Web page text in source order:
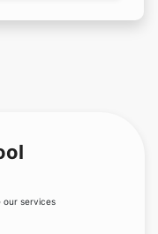
our services